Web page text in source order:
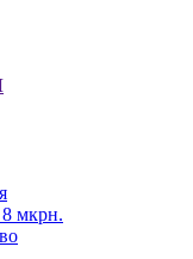
мкрн.